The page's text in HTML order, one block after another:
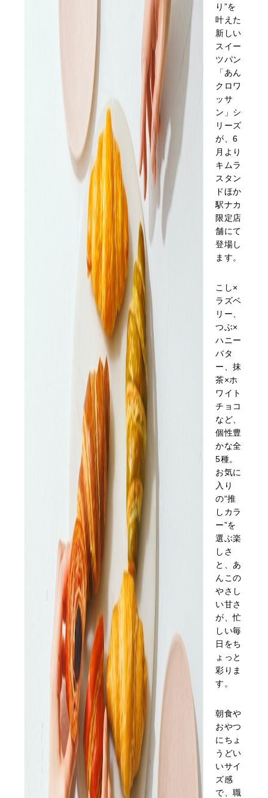
り”を
叶えた
新しい
スイー
ツパン
「あん
クロワ
ッサ
ン」シ
リーズ
が、6
月より
キムラ
スタン
ドほか
駅ナカ
限定店
舗にて
登場し
ます。
こし×
ラズベ
リー、
つぶ×
ハニー
バタ
ー、抹
茶×ホ
ワイト
チョコ
など、
個性豊
かな全
5種。
お気に
入り
の“推
しカラ
ー”を
選ぶ楽
しさ
と、あ
んこの
やさし
い甘さ
が、忙
しい毎
日をち
ょっと
彩りま
す。
朝食や
おやつ
にちょ
うどい
いサイ
ズ感
で、職